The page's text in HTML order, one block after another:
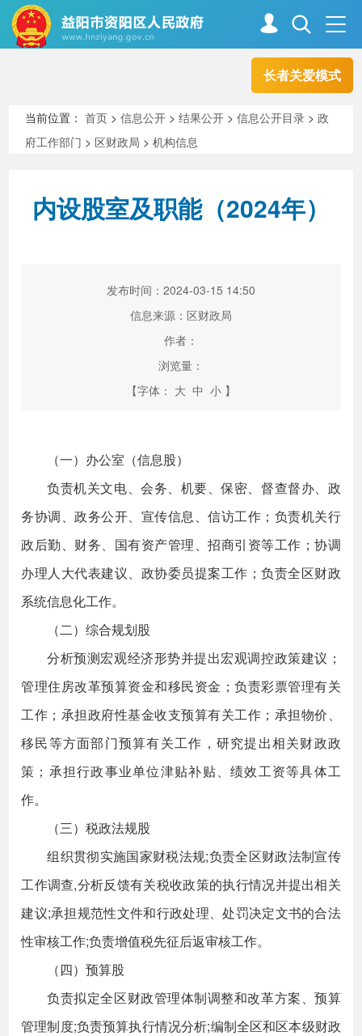
长者关爱模式
走进资阳
新闻中心 解读回应
政务服务 互动交流
当前位置：首页 >信息公开 >结果公开 >信息公开目录 >政
府工作部门 > 区财政局 >机构信息
内设股室及职能（2024年）
发布时间：2024-03-15 14:50
信息来源：区财政局
作者：
浏览量：
【字体： 大 中 小 】
（一）办公室（信息股）
负责机关文电、会务、机要、保密、督查督办、政
务协调、政务公开、宣传信息、信访工作；负责机关行
政后勤、财务、国有资产管理、招商引资等工作；协调
办理人大代表建议、政协委员提案工作；负责全区财政
系统信息化工作。
（二）综合规划股
分析预测宏观经济形势并提出宏观调控政策建议；
管理住房改革预算资金和移民资金；负责彩票管理有关
工作；承担政府性基金收支预算有关工作；承担物价、
移民等方面部门预算有关工作，研究提出相关财政政
策；承担行政事业单位津贴补贴、绩效工资等具体工
作。
（三）税政法规股
组织贯彻实施国家财税法规;负责全区财政法制宣传
工作调查,分析反馈有关税收政策的执行情况并提出相关
建议;承担规范性文件和行政处理、处罚决定文书的合法
性审核工作;负责增值税先征后返审核工作。
（四）预算股
负责拟定全区财政管理体制调整和改革方案、预算
管理制度;负责预算执行情况分析;编制全区和区本级财政